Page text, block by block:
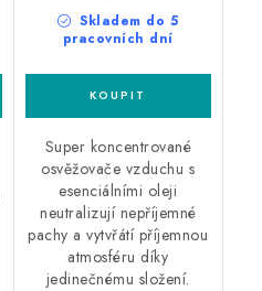
Skladem do 5
pracovních dní
Super koncentrované
osvěžovače vzduchu s
esenciálními oleji
neutralizují nepříjemné
pachy a vytvřátí příjemnou
atmosféru díky
jedinečnému složení.